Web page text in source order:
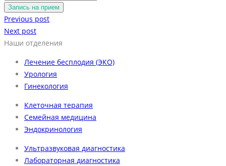
Previous post
Next post
Наши отделения
Лечение бесплодия (ЭКО)
Урология
Гинекология
Клеточная терапия
Семейная медицина
Эндокринология
Ультразвуковая диагностика
Лабораторная диагностика